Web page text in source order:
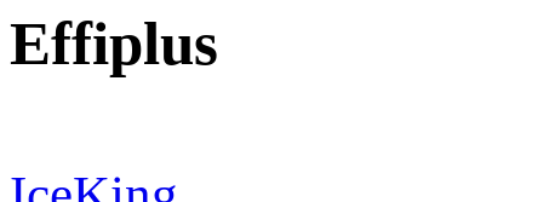
Effiplus